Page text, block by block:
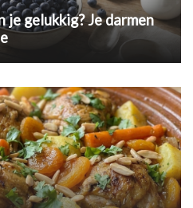
je gelukkig? Je darmen